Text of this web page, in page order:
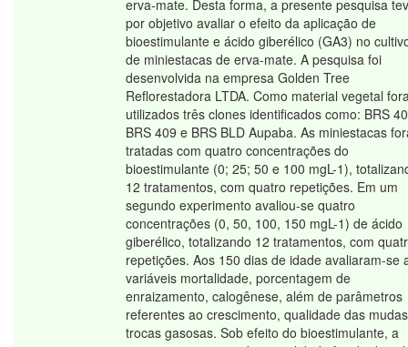
erva-mate. Desta forma, a presente pesquisa
por objetivo avaliar o efeito da aplicação de
bioestimulante e ácido giberélico (GA3) no
de miniestacas de erva-mate. A pesquisa foi
desenvolvida na empresa Golden Tree
Reflorestadora LTDA. Como material vegetal
utilizados três clones identificados como: BRS
BRS 409 e BRS BLD Aupaba. As miniestacas
tratadas com quatro concentrações do
bioestimulante (0; 25; 50 e 100 mgL-1),
12 tratamentos, com quatro repetições. Em um
segundo experimento avaliou-se quatro
concentrações (0, 50, 100, 150 mgL-1) de ácido
giberélico, totalizando 12 tratamentos, com
repetições. Aos 150 dias de idade avaliaram-se
variáveis mortalidade, porcentagem de
enraizamento, calogênese, além de parâmetros
referentes ao crescimento, qualidade das
trocas gasosas. Sob efeito do bioestimulante, a